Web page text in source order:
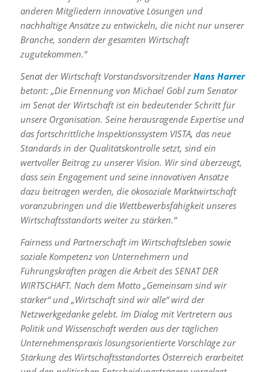
anderen Mitgliedern innovative Lösungen und
nachhaltige Ansätze zu entwickeln, die nicht nur unserer
Branche, sondern der gesamten Wirtschaft
zugutekommen.“
Senat der Wirtschaft VorstandsvorsitzenderHans Harrer
betont: „Die Ernennung von Michael Göbl zum Senator
im Senat der Wirtschaft ist ein bedeutender Schritt für
unsere Organisation. Seine herausragende Expertise und
das fortschrittliche Inspektionssystem VISTA, das neue
Standards in der Qualitätskontrolle setzt, sind ein
wertvoller Beitrag zu unserer Vision. Wir sind überzeugt,
dass sein Engagement und seine innovativen Ansätze
dazu beitragen werden, die ökosoziale Marktwirtschaft
voranzubringen und die Wettbewerbsfähigkeit unseres
Wirtschaftsstandorts weiter zu stärken.“
Fairness und Partnerschaft im Wirtschaftsleben sowie
soziale Kompetenz von Unternehmern und
Führungskräften prägen die Arbeit des SENAT DER
WIRTSCHAFT. Nach dem Motto „Gemeinsam sind wir
stärker“ und „Wirtschaft sind wir alle“ wird der
Netzwerkgedanke gelebt. Im Dialog mit Vertretern aus
Politik und Wissenschaft werden aus der täglichen
Unternehmenspraxis lösungsorientierte Vorschläge zur
Stärkung des Wirtschaftsstandortes Österreich erarbeitet